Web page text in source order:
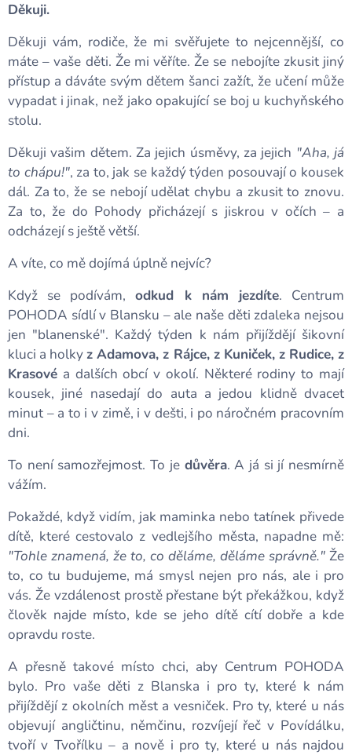
Děkuji.
Děkuji vám, rodiče, že mi svěřujete to nejcennější, co
máte – vaše děti. Že mi věříte. Že se nebojíte zkusit jiný
přístup a dáváte svým dětem šanci zažít, že učení může
vypadat i jinak, než jako opakující se boj u kuchyňského
stolu.
Děkuji vašim dětem. Za jejich úsměvy, za jejich "Aha, já
to chápu!", za to, jak se každý týden posouvají o kousek
dál. Za to, že se nebojí udělat chybu a zkusit to znovu.
Za to, že do Pohody přicházejí s jiskrou v očích – a
odcházejí s ještě větší.
A víte, co mě dojímá úplně nejvíc?
Když se podívám,odkud k nám jezdíte. Centrum
POHODA sídlí v Blansku – ale naše děti zdaleka nejsou
jen "blanenské". Každý týden k nám přijíždějí šikovní
kluci a holkyz Adamova, z Rájce, z Kuniček, z Rudice, z
Krasové a dalších obcí v okolí. Některé rodiny to mají
kousek, jiné nasedají do auta a jedou klidně dvacet
minut – a to i v zimě, i v dešti, i po náročném pracovním
dni.
To není samozřejmost. To je důvěra. A já si jí nesmírně
vážím.
Pokaždé, když vidím, jak maminka nebo tatínek přivede
dítě, které cestovalo z vedlejšího města, napadne mě:
"Tohle znamená, že to, co děláme, děláme správně." Že
to, co tu budujeme, má smysl nejen pro nás, ale i pro
vás. Že vzdálenost prostě přestane být překážkou, když
člověk najde místo, kde se jeho dítě cítí dobře a kde
opravdu roste.
A přesně takové místo chci, aby Centrum POHODA
bylo. Pro vaše děti z Blanska i pro ty, které k nám
přijíždějí z okolních měst a vesniček. Pro ty, které u nás
objevují angličtinu, němčinu, rozvíjejí řeč v Povídálku,
tvoří v Tvořílku – a nově i pro ty, které u nás najdou